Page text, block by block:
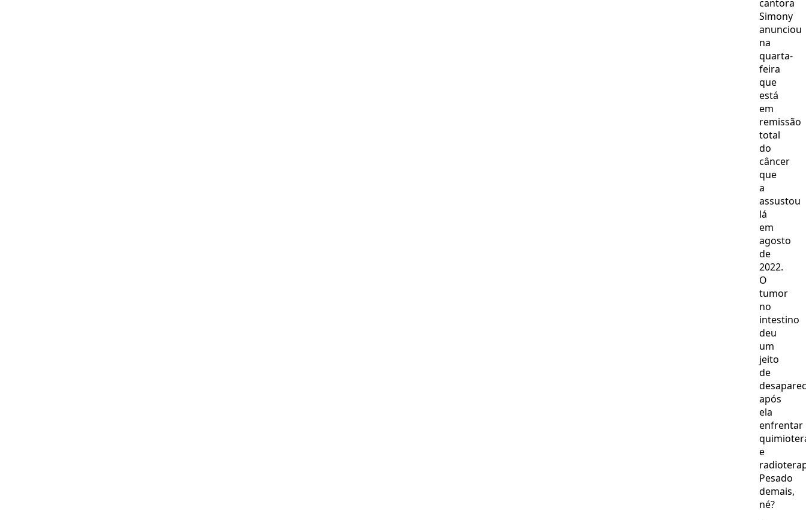
cantora
Simony
anunciou
na
quarta-
feira
que
está
em
remissão
total
do
câncer
que
a
assustou
lá
em
agosto
de
2022.
O
tumor
no
intestino
deu
um
jeito
de
após
ela
enfrentar
e
Pesado
demais,
né?